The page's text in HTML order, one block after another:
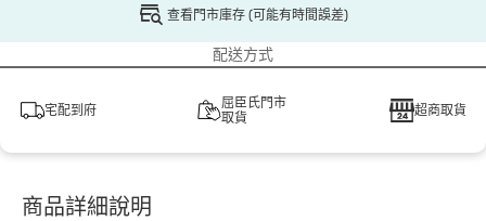
查看門市庫存 (可能有時間誤差)
配送方式
宅配到府
屈臣氏門市
取貨
超商取貨
商品詳細說明